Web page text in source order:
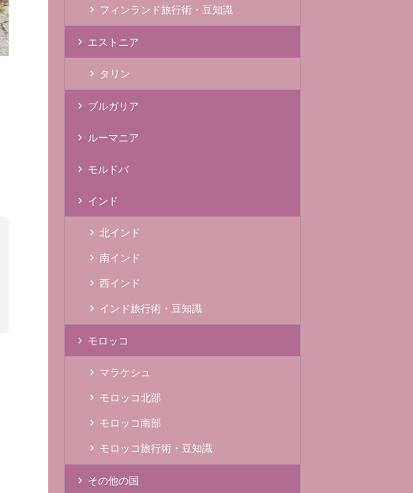
フィンランド旅行術・豆知識
エストニア
タリン
ブルガリア
ルーマニア
モルドバ
インド
北インド
南インド
西インド
インド旅行術・豆知識
モロッコ
マラケシュ
モロッコ北部
モロッコ南部
モロッコ旅行術・豆知識
その他の国